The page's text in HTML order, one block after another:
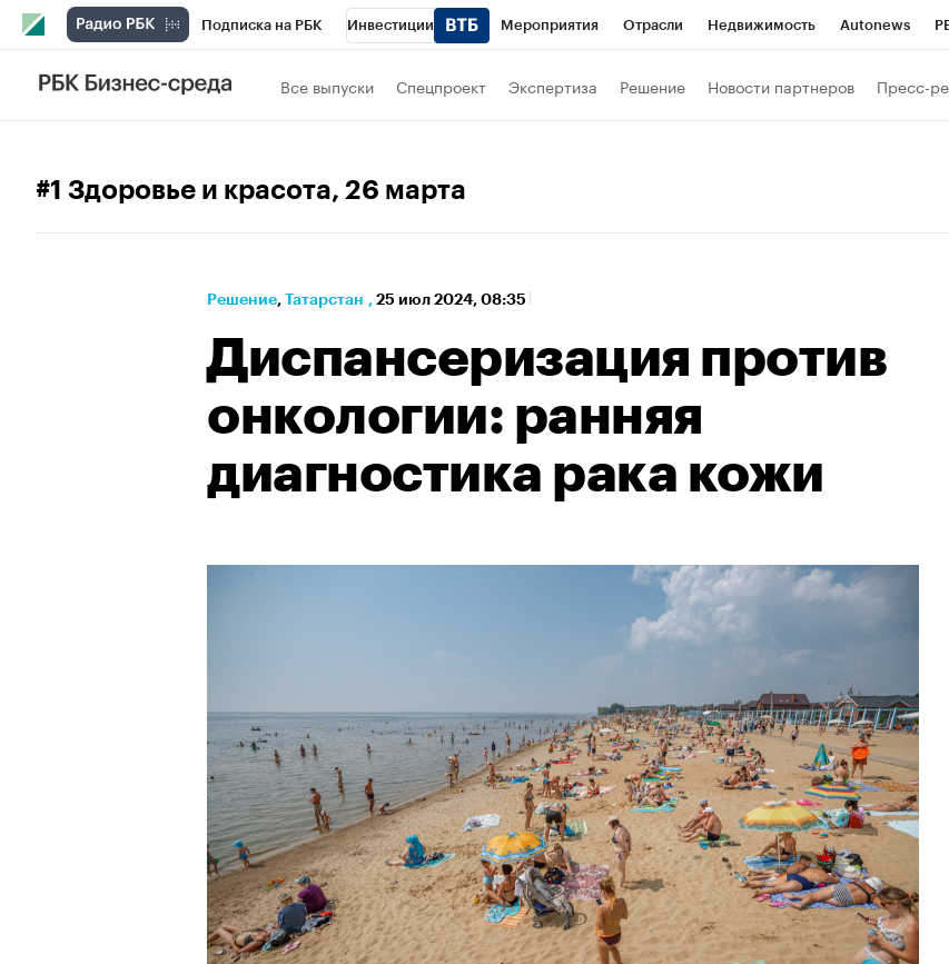
Подписка на РБК Инвестиции Мероприятия Отрасли Недвижимость Autonews
РБК Вино Все выпуски Спецпроект Экспертиза Решение Новости партнеров Пресс-
#1 Здоровье и красота, 26 марта
Решение⁠, Татарстан , 25 июл 2024, 08:35
Диспансеризация против
онкологии: ранняя
диагностика рака кожи